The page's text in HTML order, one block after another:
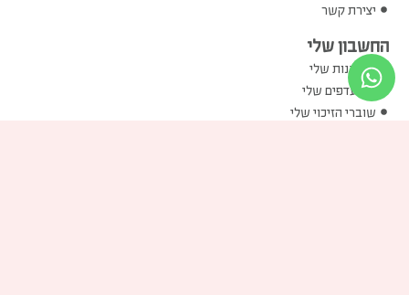
יצירת קשר
החשבון שלי
ההזמנות שלי
המועדפים שלי
שוברי הזיכוי שלי